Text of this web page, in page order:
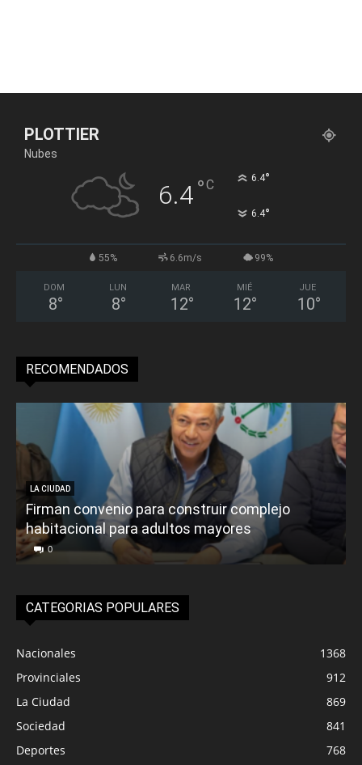
PLOTTIER
Nubes
6.4°C 6.4°
6.4°
55% 6.6m/s 99%
DOM
8°
LUN
8°
MAR
12°
MIÉ
12°
JUE
10°
RECOMENDADOS
LA CIUDAD
Firman convenio para construir complejo
habitacional para adultos mayores
0
CATEGORIAS POPULARES
Nacionales
1368
Provinciales
912
La Ciudad
869
Sociedad
841
Deportes
768